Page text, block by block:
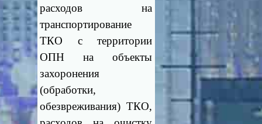
расходов на
транспортирование
ТКО с территории
ОПН на объекты
захоронения
(обработки,
обезвреживания) ТКО,